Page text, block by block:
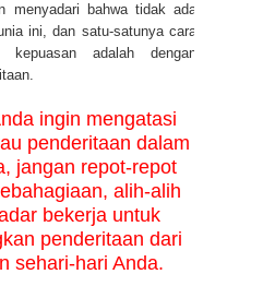
menyadari bahwa tidak ada
ini, dan satu-satunya cara
kepuasan adalah dengan
ingin mengatasi
penderitaan dalam
jangan repot-repot
alih-alih
bekerja untuk
penderitaan dari
sehari-hari Anda.